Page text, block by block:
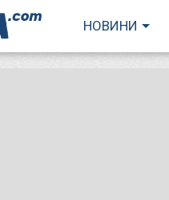
НОВИНИ